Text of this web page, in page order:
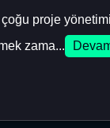
proje
zama...